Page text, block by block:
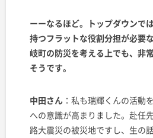
ーーなるほど。トップダウンで
持つフラットな役割分担が必要
岐町の防災を考える上でも、非
そうです。
中田さん ：私も瑞輝くんの活動
への意識が高まりました。赴任
路大震災の被災地ですし、生の